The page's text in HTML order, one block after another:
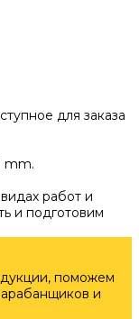
для заказа
mm.
работ и
и подготовим
поможем
и